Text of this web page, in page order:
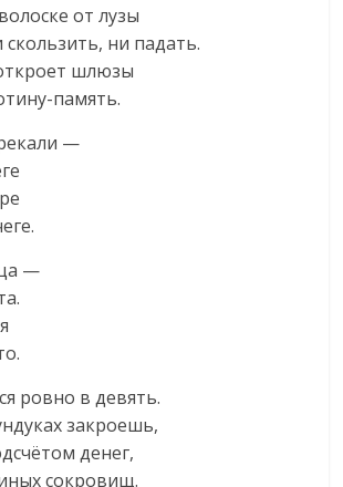
от лузы
ни падать.
шлюзы
память.
—
—
ровно в девять.
закроешь,
денег,
сокровищ.